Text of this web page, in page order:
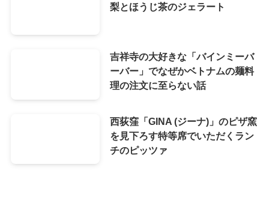
梨とほうじ茶のジェラート
吉祥寺の大好きな「バインミーバ
ーバー」でなぜかベトナムの麺料
理の注文に至らない話
西荻窪「GINA (ジーナ)」のピザ窯
を見下ろす特等席でいただくラン
チのピッツァ